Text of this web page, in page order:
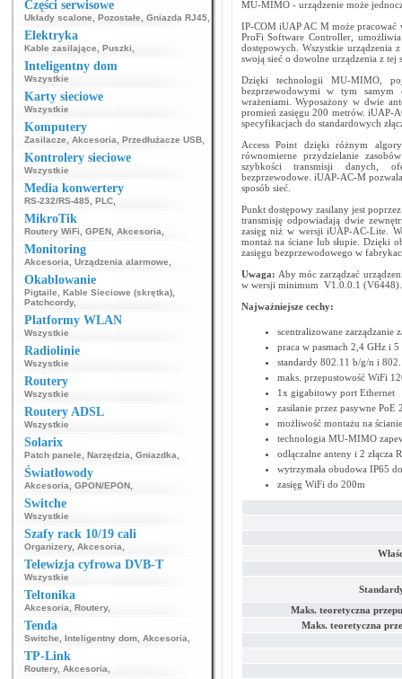
Części serwisowe
Układy scalone Pozostałe Gniazda RJ45
Elektryka
Kable zasilające Puszki
Inteligentny dom
Wszystkie
Karty sieciowe
Wszystkie
Komputery
Zasilacze Akcesoria Przedłużacze USB
Kontrolery sieciowe
Wszystkie
Media konwertery
RS-232/RS-485 PLC
MikroTik
Routery WiFi GPEN Akcesoria
Monitoring
Akcesoria Urządzenia alarmowe
Okablowanie
Pigtaile Kable Sieciowe (skrętka)
Patchcordy,
Platformy WLAN
Wszystkie
Radiolinie
Wszystkie
Routery
Wszystkie
Routery ADSL
Wszystkie
Solarix
Patch panele Narzędzia Gniazdka
Światłowody
Akcesoria GPON/EPON
Switche
Wszystkie
Szafy rack 10/19 cali
Organizery, Akcesoria
Telewizja cyfrowa DVB-T
Wszystkie
Teltonika
Akcesoria Routery,
Tenda
Switche Inteligentny dom Akcesoria
TP-Link
Routery, Akcesoria
MU-MIMO - urządzenie może
IP-COM iUAP AC M może pracować
ProFi Software Controller,
dostępowych. Wszystkie urządzenia
swoją sieć o dowolne urządzenia z tej
Dzięki technologii MU-MIMO,
bezprzewodowymi w tym samym
wrażeniami. Wyposażony w dwie
promień zasięgu 200 metrów. iUAP-
specyfikacjach do standardowych
Access Point dzięki różnym
równomierne przydzielanie
szybkości transmisji danych,
bezprzewodowe. iUAP-AC-M
sposób sieć.
Punkt dostępowy zasilany jest
transmisję odpowiadają dwie
zasięg niż w wersji iUAP-AC-Lite.
montaż na ściane lub słupie. Dzięki
zasięgu bezprzewodowego w
Uwaga: Aby móc zarządzać
w wersji minimum V1.0.0.1 (V6448).
Najważniejsze cechy:
scentralizowane zarządzanie
praca w pasmach 2,4 GHz i 5
standardy 802.11 b/g/n i
maks. przepustowość WiFi
1x gigabitowy port Ethernet
zasilanie przez pasywne
możliwość montażu na
technologia MU-MIMO
odłączalne anteny i 2 złącza
wytrzymała obudowa IP65
zasięg WiFi do 200m
Maks. teoretyczna
Maks. teoretyczna